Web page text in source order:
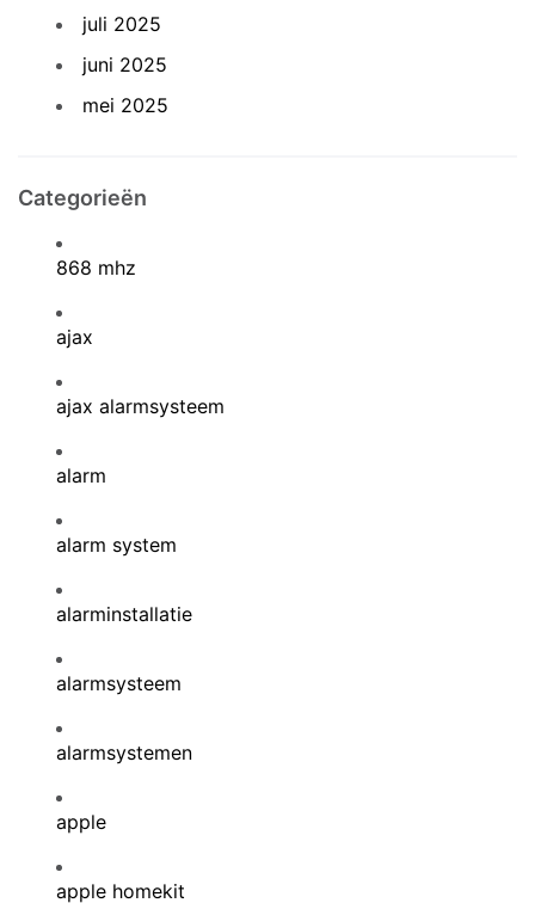
juli 2025
juni 2025
mei 2025
Categorieën
868 mhz
ajax
ajax alarmsysteem
alarm
alarm system
alarminstallatie
alarmsysteem
alarmsystemen
apple
apple homekit